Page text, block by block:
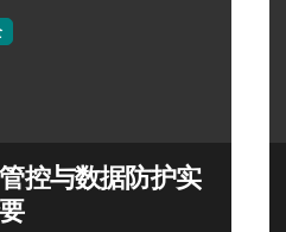
控与数据防护实